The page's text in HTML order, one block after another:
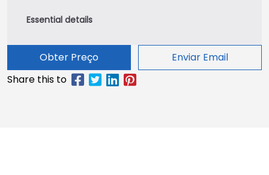
Obter Preço Enviar Email